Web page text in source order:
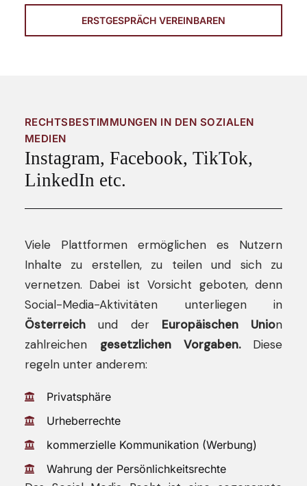
ERSTGESPRÄCH VEREINBAREN
RECHTSBESTIMMUNGEN IN DEN SOZIALEN
MEDIEN
Instagram, Facebook, TikTok,
LinkedIn etc.
Viele Plattformen ermöglichen es Nutzern
Inhalte zu erstellen, zu teilen und sich zu
vernetzen. Dabei ist Vorsicht geboten, denn
Social-Media-Aktivitäten unterliegen in
Österreich und der Europäischen Union
zahlreichen gesetzlichen Vorgaben. Diese
regeln unter anderem:
Privatsphäre
Urheberrechte
kommerzielle Kommunikation (Werbung)
Wahrung der Persönlichkeitsrechte